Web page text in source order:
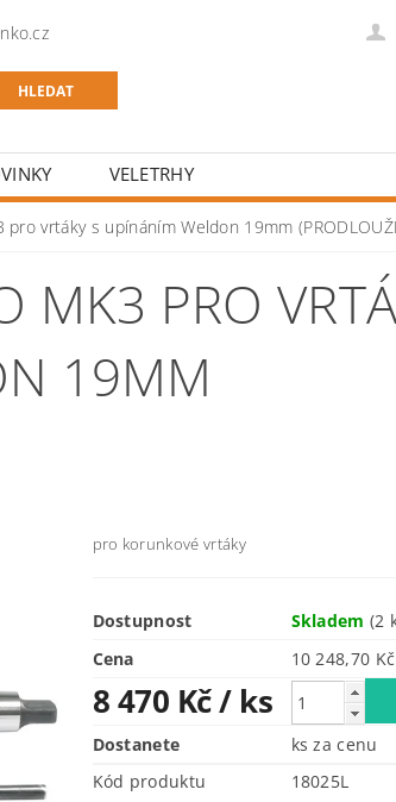
VELETRHY
pro vrtáky s upínáním Weldon 19mm
MK3 PRO
19MM
pro korunkové vrtáky
Dostupnost Skladem(2
Cena
8 470 Kč/ ks
Dostanete
ks za cenu
Kód produktu
18025L